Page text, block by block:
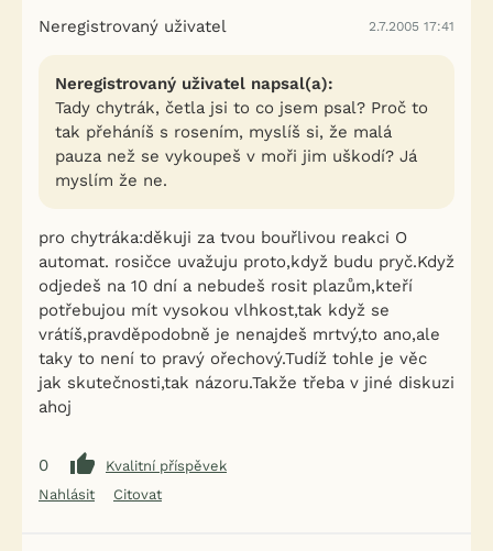
Neregistrovaný uživatel 2.7.2005 17:41
Neregistrovaný uživatel napsal(a):
Tady chytrák, četla jsi to co jsem psal? Proč to
tak přeháníš s rosením, myslíš si, že malá
pauza než se vykoupeš v moři jim uškodí? Já
myslím že ne.
pro chytráka:děkuji za tvou bouřlivou reakci O
automat. rosičce uvažuju proto,když budu pryč.Když
odjedeš na 10 dní a nebudeš rosit plazům,kteří
potřebujou mít vysokou vlhkost,tak když se
vrátíš,pravděpodobně je nenajdeš mrtvý,to ano,ale
taky to není to pravý ořechový.Tudíž tohle je věc
jak skutečnosti,tak názoru.Takže třeba v jiné diskuzi
ahoj
0
Kvalitní příspěvek
Nahlásit
Citovat